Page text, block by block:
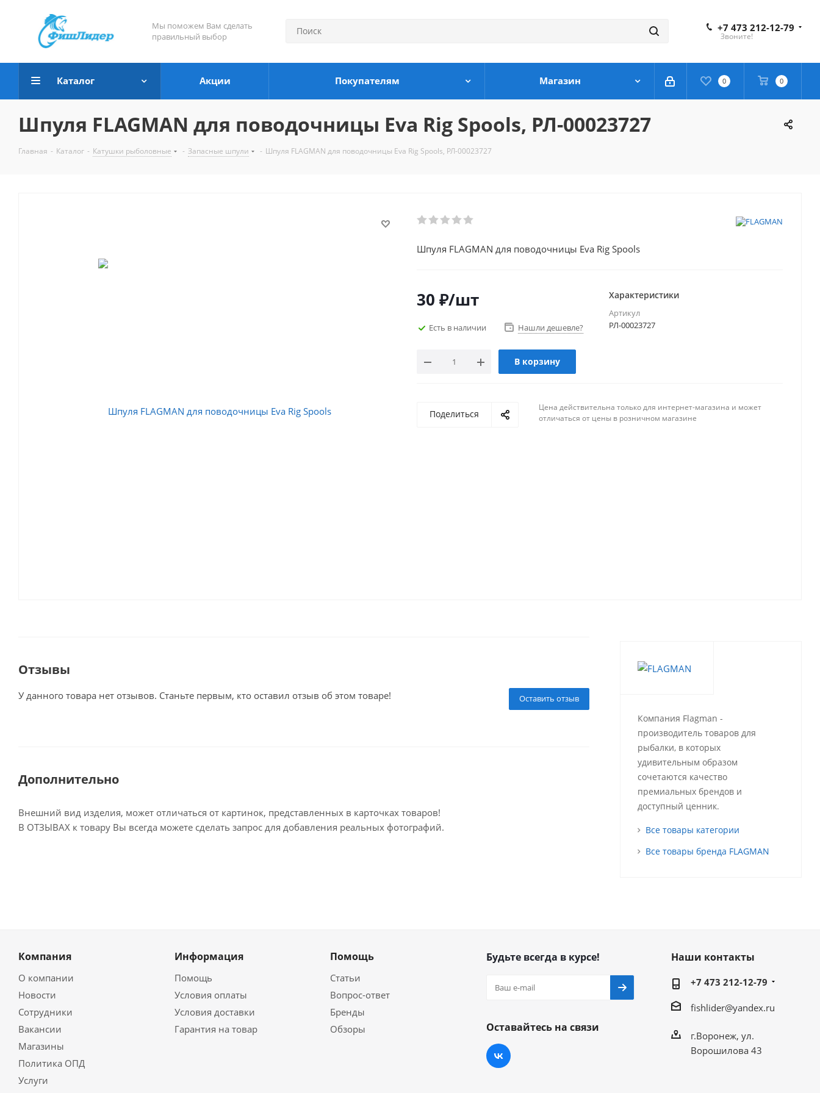
Мы поможем Вам сделать
правильный выбор
+7 473 212-12-79
Звоните!
0 0
Каталог Акции Покупателям Магазин
Шпуля FLAGMAN для поводочницы Eva Rig Spools, РЛ-00023727
Главная - Каталог - Катушки рыболовные - Запасные шпули - Шпуля FLAGMAN для поводочницы Eva Rig Spools, РЛ-00023727
Шпуля FLAGMAN для поводочницы Eva Rig Spools
30 ₽/шт
Есть в наличии Нашли дешевле?
В корзину
Характеристики
Артикул
РЛ-00023727
Поделиться
Цена действительна только для интернет-магазина и может
отличаться от цены в розничном магазине
Отзывы
Оставить отзыв
У данного товара нет отзывов. Станьте первым, кто оставил отзыв об этом товаре!
Дополнительно
Внешний вид изделия, может отличаться от картинок, представленных в карточках товаров!
В ОТЗЫВАХ к товару Вы всегда можете сделать запрос для добавления реальных фотографий.
Компания Flagman -
производитель товаров для
рыбалки, в которых
удивительным образом
сочетаются качество
премиальных брендов и
доступный ценник.
Все товары категории
Все товары бренда FLAGMAN
Компания
О компании
Новости
Сотрудники
Вакансии
Магазины
Политика ОПД
Услуги
Информация
Помощь
Условия оплаты
Условия доставки
Гарантия на товар
Помощь
Статьи
Вопрос-ответ
Бренды
Обзоры
Будьте всегда в курсе!
Оставайтесь на связи
Наши контакты
+7 473 212-12-79
fishlider@yandex.ru
г.Воронеж, ул.
Ворошилова 43